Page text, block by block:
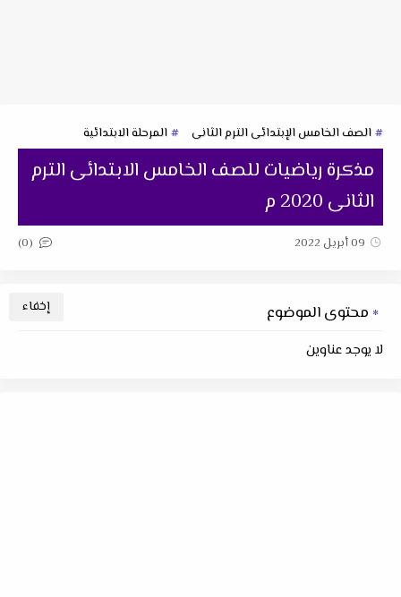
الصف الخامس الإبتدائى الترم الثانى المرحلة الابتدائية
مذكرة رياضيات للصف الخامس الابتدائى الترم
الثانى 2020 م
09 أبريل 2022 (0)
محتوى الموضوع
لا يوجد عناوين